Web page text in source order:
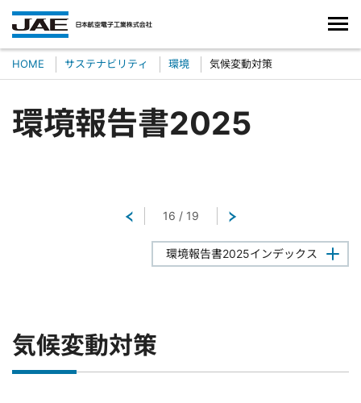
HOME サステナビリティ 環境 気候変動対策
環境報告書2025
戻る16 / 19
環境報告書2025インデックス
気候変動対策